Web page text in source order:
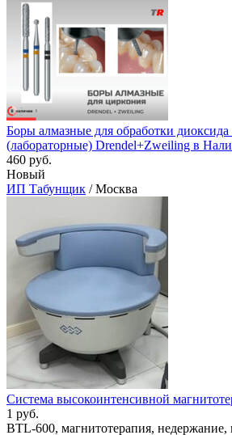
Боры алмазные для обработки
(лабораторные) Drendel+Zweiling в
460 руб.
Новый
ИП Табунщик / Москва
Система высокоинтенсивной
1 руб.
BTL-600, магнитотерапия,